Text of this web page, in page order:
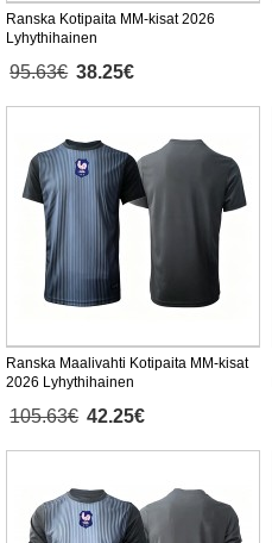
Ranska Kotipaita MM-kisat 2026
Lyhythihainen
95.63€ 38.25€
Ranska Maalivahti Kotipaita MM-kisat
2026 Lyhythihainen
105.63€ 42.25€